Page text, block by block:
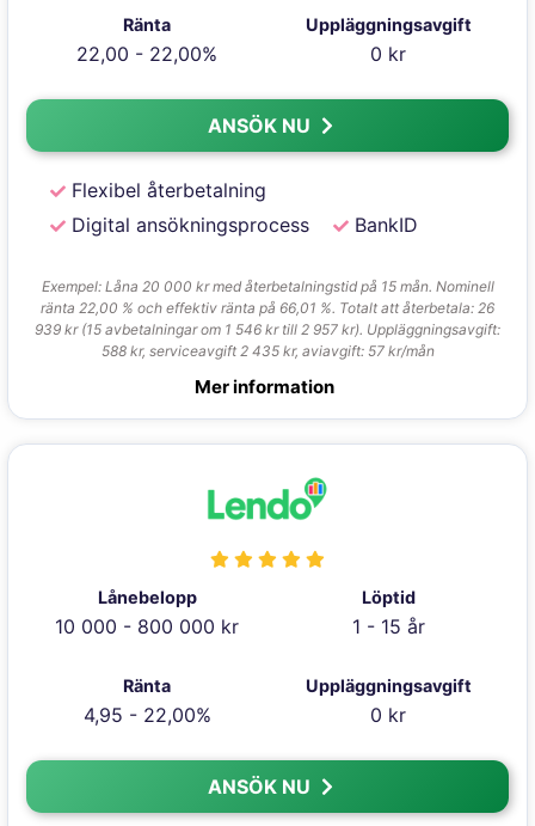
Ränta
22,00 - 22,00%
Uppläggningsavgift
0 kr
ANSÖK NU
Flexibel återbetalning
Digital ansökningsprocess
BankID
Exempel: Låna 20 000 kr med återbetalningstid på 15 mån. Nominell
ränta 22,00 % och effektiv ränta på 66,01 %. Totalt att återbetala: 26
939 kr (15 avbetalningar om 1 546 kr till 2 957 kr). Uppläggningsavgift:
588 kr, serviceavgift 2 435 kr, aviavgift: 57 kr/mån
Mer information
Lånebelopp
10 000 - 800 000 kr
Löptid
1 - 15 år
Ränta
4,95 - 22,00%
Uppläggningsavgift
0 kr
ANSÖK NU